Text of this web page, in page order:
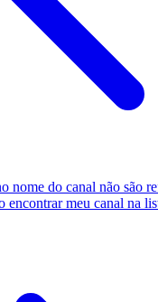
nome do canal não são
encontrar meu canal na